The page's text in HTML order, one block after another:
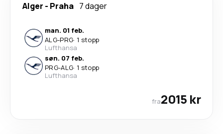
Alger - Praha 7 dager
man. 01 feb.
ALG-PRG· 1 stopp
Lufthansa
søn. 07 feb.
PRG-ALG· 1 stopp
Lufthansa
fra2015 kr